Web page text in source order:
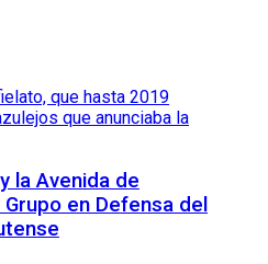
la Avenida de
Grupo en Defensa del